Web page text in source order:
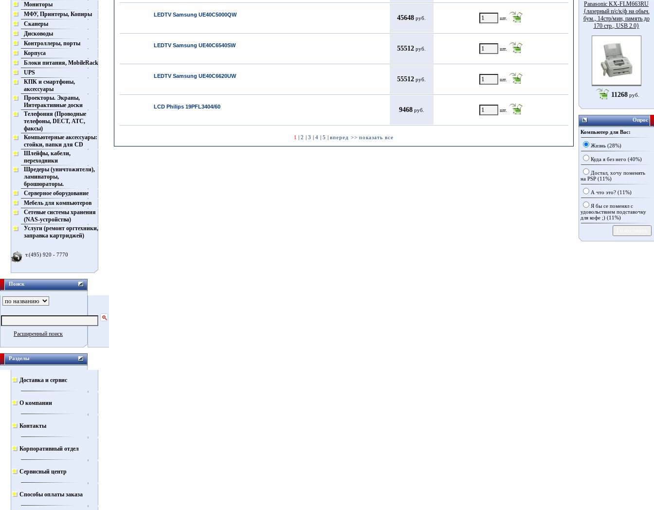
Мониторы
МФУ, Принтеры, Копиры
Сканеры
Дисководы
Контроллеры, порты
Корпуса
Блоки питания, MobileRack
UPS
КПК и смартфоны,
аксессуары
Проекторы. Экраны,
Интерактивные доски
Телефония (Проводные
телефоны, DECT, АТС,
факсы)
Компьютерные аксессуары:
стойки, папки для CD
Шлейфы, кабели,
переходники
Шредеры (уничтожители),
ламинаторы,
брошюраторы.
Серверное оборудование
Мебель для компьютеров
Сетевые системы хранения
(NAS-устройства)
Услуги (ремонт оргтехники,
заправка картриджей)
т.(495) 920 - 7770
Поиск
Расширенный поиск
Разделы
Доставка и сервис
О компании
Контакты
Корпоративный отдел
Сервисный центр
Способы оплаты заказа
LEDTV Samsung UE40C5000QW 45648 руб. шт.
LEDTV Samsung UE40C6540SW 55512 руб. шт.
LEDTV Samsung UE40C6620UW 55512 руб. шт.
LCD Philips 19PFL3404/60 9468 руб. шт.
1 | 2 | 3 | 4 | 5 | вперед >> показать все
Panasonic KX-FLM663RU
{лазерный п/с/к/ф на обыч.
бум., 14стр/мин, память до
170 стр., USB 2.0}
11268 руб.
Опрос
Компьютер для Вас:
Жизнь (28%)
Куда я без него (40%)
Достал, хочу поменять
на PSP (11%)
А что это? (11%)
Я бы се поменял с
удовольствием подставочку
для кофе ;) (11%)